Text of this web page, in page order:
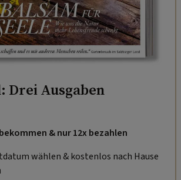
Drei Ausgaben
& nur 12x bezahlen
wählen & kostenlos nach Hause